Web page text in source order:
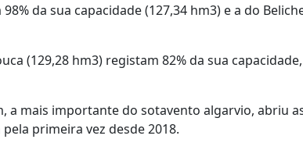
da sua capacidade (127,34 hm3) e a do
(129,28 hm3) registam 82% da sua
a mais importante do sotavento algarvio, abriu
primeira vez desde 2018.